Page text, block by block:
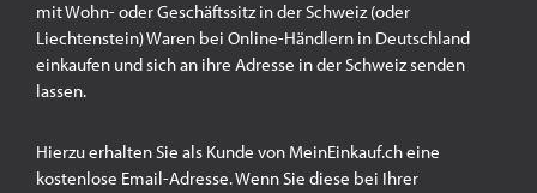
mit Wohn- oder Geschäftssitz in der Schweiz (oder
Liechtenstein) Waren bei Online-Händlern in Deutschland
einkaufen und sich an ihre Adresse in der Schweiz senden
lassen.
Hierzu erhalten Sie als Kunde von MeinEinkauf.ch eine
kostenlose Email-Adresse. Wenn Sie diese bei Ihrer